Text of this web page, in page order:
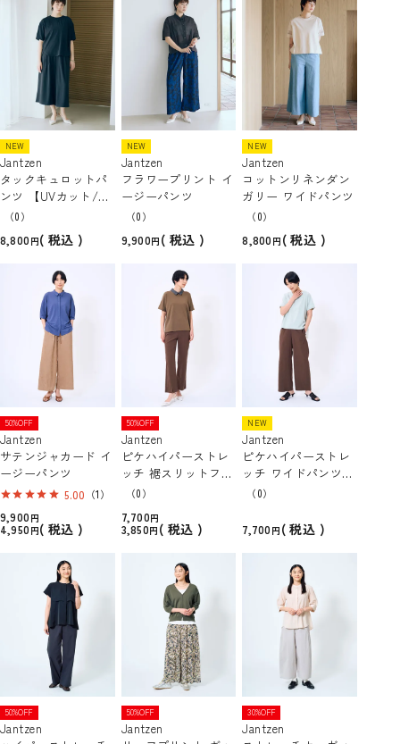
NEW
Jantzen
タックキュロットパ
ンツ 【UVカット/遮
熱/接触冷感】
（0）
8,800 税込
NEW
Jantzen
フラワープリント イ
ージーパンツ
（0）
9,900 税込
NEW
Jantzen
コットンリネンダン
ガリー ワイドパンツ
（0）
8,800 税込
50%OFF
Jantzen
サテンジャカード イ
ージーパンツ
5.00 （1）
9,900
4,950
税込
50%OFF
Jantzen
ピケハイパーストレ
ッチ 裾スリットフレ
アパンツ 【接触冷
（0）
7,700
3,850
税込
NEW
Jantzen
ピケハイパーストレ
ッチ ワイドパンツ
【接触冷感】
（0）
7,700 税込
50%OFF
Jantzen
50%OFF
Jantzen
30%OFF
Jantzen